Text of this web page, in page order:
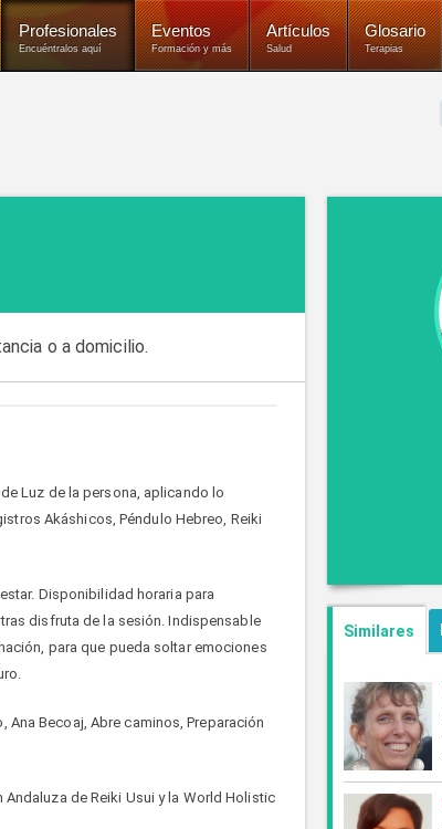
Profesionales
Encuéntralos aquí
Eventos
Formación y más
Artículos
Salud
Glosario
Terapias
o a domicilio.
Luz de la persona, aplicando lo
Akáshicos, Péndulo Hebreo, Reiki
Disponibilidad horaria para
disfruta de la sesión. Indispensable
para que pueda soltar emociones
Becoaj, Abre caminos, Preparación
de Reiki Usui y la World Holistic
Similares